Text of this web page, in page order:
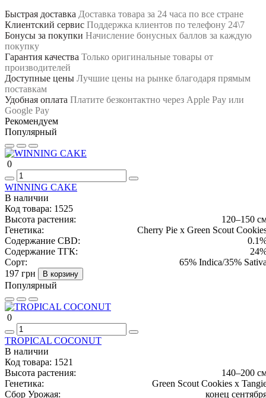
Быстрая доставка Доставка товара за 24 часа по все стране
Клиентский сервис Поддержка клиентов по телефону 24\7
Бонусы за покупки Начисление бонусных баллов за каждую
покупку
Гарантия качества Только оригинальные товары от
производителей
Доступные цены Лучшие цены на рынке благодаря прямым
поставкам
Удобная оплата Платите безконтактно через Apple Pay или
Google Pay
Рекомендуем
Популярный
0
WINNING CAKE
В наличии
Код товара: 1525
Высота растения:
120–150
Генетика:
Cherry Pie x Green Scout
Содержание CBD:
Содержание ТГК:
Сорт:
65% Indica/35%
197 грн
В корзину
Популярный
0
TROPICAL COCONUT
В наличии
Код товара: 1521
Высота растения:
140–200
Генетика:
Green Scout Cookies x
Сбор Урожая:
конец